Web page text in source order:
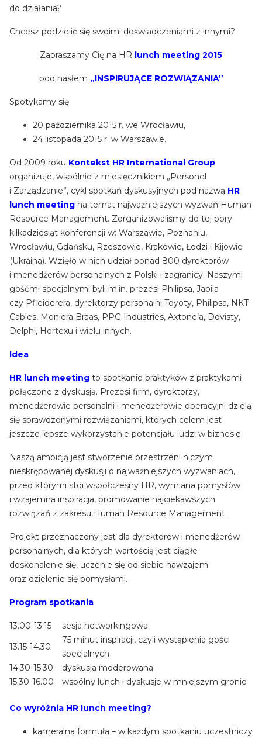
do działania?
Chcesz podzielić się swoimi doświadczeniami z innymi?
Zapraszamy Cię na HR lunch meeting 2015
pod hasłem „INSPIRUJĄCE ROZWIĄZANIA”
Spotykamy się:
20 października 2015 r. we Wrocławiu,
24 listopada 2015 r. w Warszawie.
Od 2009 roku Kontekst HR International Group
organizuje, wspólnie z miesięcznikiem „Personel
i Zarządzanie”, cykl spotkań dyskusyjnych pod nazwą HR
lunch meeting na temat najważniejszych wyzwań Human
Resource Management. Zorganizowaliśmy do tej pory
kilkadziesiąt konferencji w: Warszawie, Poznaniu,
Wrocławiu, Gdańsku, Rzeszowie, Krakowie, Łodzi i Kijowie
(Ukraina). Wzięło w nich udział ponad 800 dyrektorów
i menedżerów personalnych z Polski i zagranicy. Naszymi
gośćmi specjalnymi byli m.in. prezesi Philipsa, Jabila
czy Pfleiderera, dyrektorzy personalni Toyoty, Philipsa, NKT
Cables, Moniera Braas, PPG Industries, Axtone’a, Dovisty,
Delphi, Hortexu i wielu innych.
Idea
HR lunch meeting to spotkanie praktyków z praktykami
połączone z dyskusją. Prezesi firm, dyrektorzy,
menedżerowie personalni i menedżerowie operacyjni dzielą
się sprawdzonymi rozwiązaniami, których celem jest
jeszcze lepsze wykorzystanie potencjału ludzi w biznesie.
Naszą ambicją jest stworzenie przestrzeni niczym
nieskrępowanej dyskusji o najważniejszych wyzwaniach,
przed którymi stoi współczesny HR, wymiana pomysłów
i wzajemna inspiracja, promowanie najciekawszych
rozwiązań z zakresu Human Resource Management.
Projekt przeznaczony jest dla dyrektorów i menedżerów
personalnych, dla których wartością jest ciągłe
doskonalenie się, uczenie się od siebie nawzajem
oraz dzielenie się pomysłami.
Program spotkania
13.00-13.15
sesja networkingowa
13.15-14.30
75 minut inspiracji, czyli wystąpienia gości
specjalnych
14.30-15.30
dyskusja moderowana
15.30-16.00
wspólny lunch i dyskusje w mniejszym gronie
Co wyróżnia HR lunch meeting?
kameralna formuła – w każdym spotkaniu uczestniczy